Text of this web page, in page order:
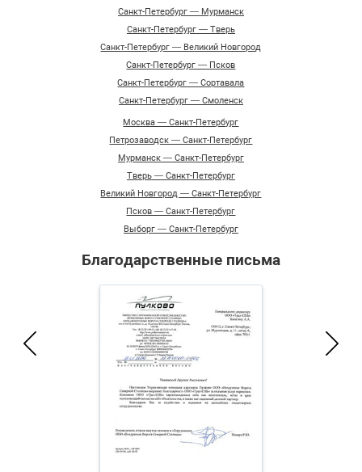
Санкт-Петербург — Мурманск
Санкт-Петербург — Тверь
Санкт-Петербург — Великий Новгород
Санкт-Петербург — Псков
Санкт-Петербург — Сортавала
Санкт-Петербург — Смоленск
Москва — Санкт-Петербург
Петрозаводск — Санкт-Петербург
Мурманск — Санкт-Петербург
Тверь — Санкт-Петербург
Великий Новгород — Санкт-Петербург
Псков — Санкт-Петербург
Выборг — Санкт-Петербург
Благодарственные письма